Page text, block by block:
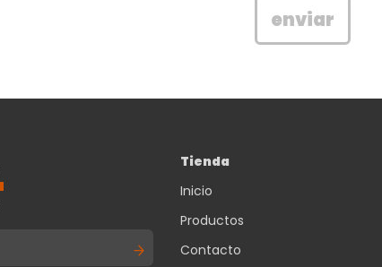
Tienda
Inicio
Productos
Contacto